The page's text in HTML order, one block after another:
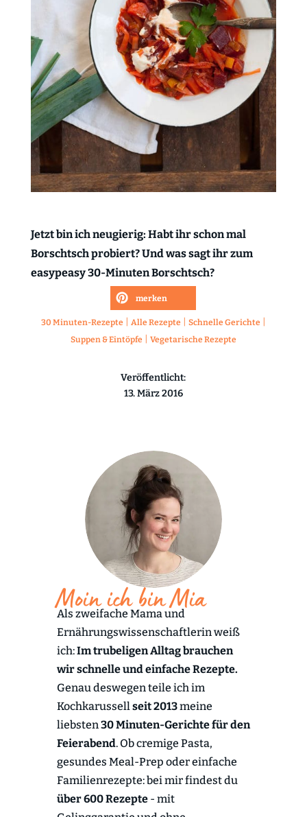
Jetzt bin ich neugierig: Habt ihr schon mal
Borschtsch probiert? Und was sagt ihr zum
easypeasy 30-Minuten Borschtsch?
merken
30 Minuten-Rezepte Alle Rezepte Schnelle Gerichte
Suppen & Eintöpfe Vegetarische Rezepte
Veröffentlicht:
13. März 2016
Moin ich bin Mia
Als zweifache Mama und
Ernährungswissenschaftlerin weiß
ich:Im trubeligen Alltag brauchen
wir schnelle und einfache Rezepte.
Genau deswegen teile ich im
Kochkarussell seit 2013meine
liebsten 30 Minuten-Gerichte für den
Feierabend. Ob cremige Pasta,
gesundes Meal-Prep oder einfache
Familienrezepte: bei mir findest du
über 600 Rezepte- mit